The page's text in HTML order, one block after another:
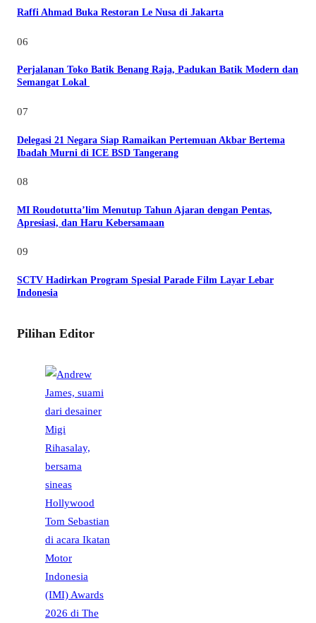
Raffi Ahmad Buka Restoran Le Nusa di Jakarta
06
Perjalanan Toko Batik Benang Raja, Padukan Batik Modern dan
Semangat Lokal
07
Delegasi 21 Negara Siap Ramaikan Pertemuan Akbar Bertema
Ibadah Murni di ICE BSD Tangerang
08
MI Roudotutta’lim Menutup Tahun Ajaran dengan Pentas,
Apresiasi, dan Haru Kebersamaan
09
SCTV Hadirkan Program Spesial Parade Film Layar Lebar
Indonesia
Pilihan Editor